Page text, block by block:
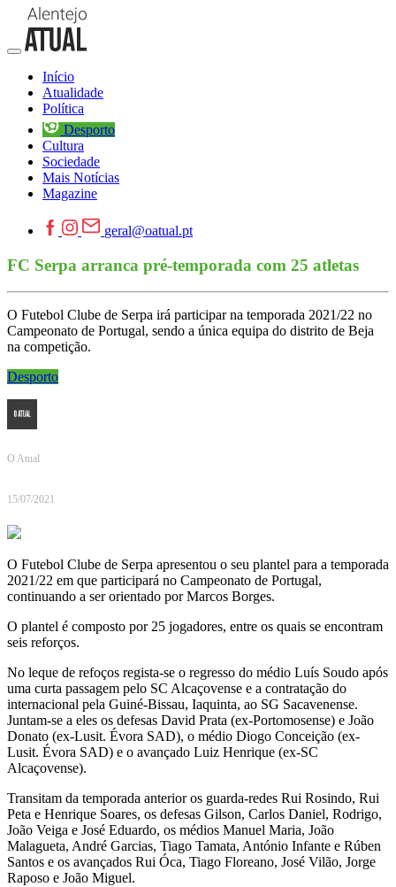
Início
Atualidade
Política
Desporto
Cultura
Sociedade
Mais Notícias
Magazine
geral@oatual.pt
FC Serpa arranca pré-temporada com 25 atletas
O Futebol Clube de Serpa irá participar na temporada 2021/22 no
Campeonato de Portugal, sendo a única equipa do distrito de Beja
na competição.
Desporto
O Atual
15/07/2021
O Futebol Clube de Serpa apresentou o seu plantel para a temporada
2021/22 em que participará no Campeonato de Portugal,
continuando a ser orientado por Marcos Borges.
O plantel é composto por 25 jogadores, entre os quais se encontram
seis reforços.
No leque de refoços regista-se o regresso do médio Luís Soudo após
uma curta passagem pelo SC Alcaçovense e a contratação do
internacional pela Guiné-Bissau, Iaquinta, ao SG Sacavenense.
Juntam-se a eles os defesas David Prata (ex-Portomosense) e João
Donato (ex-Lusit. Évora SAD), o médio Diogo Conceição (ex-
Lusit. Évora SAD) e o avançado Luiz Henrique (ex-SC
Alcaçovense).
Transitam da temporada anterior os guarda-redes Rui Rosindo, Rui
Peta e Henrique Soares, os defesas Gilson, Carlos Daniel, Rodrigo,
João Veiga e José Eduardo, os médios Manuel Maria, João
Malagueta, André Garcias, Tiago Tamata, António Infante e Rúben
Santos e os avançados Rui Óca, Tiago Floreano, José Vilão, Jorge
Raposo e João Miguel.